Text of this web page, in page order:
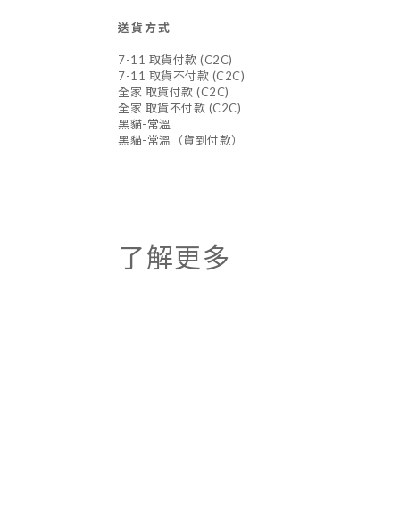
送貨方式
7-11 取貨付款 (C2C)
7-11 取貨不付款 (C2C)
全家 取貨付款 (C2C)
全家 取貨不付款 (C2C)
黑貓-常溫
黑貓-常溫（貨到付款）
了解更多